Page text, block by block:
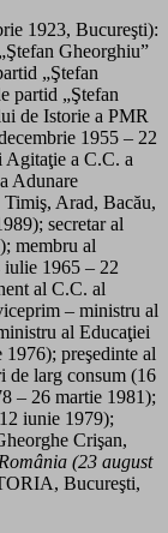
Bucureşti):
Gheorghiu”
„Ştefan
partid „Ştefan
de Istorie a PMR
1955 – 22
Agitaţie a C.C. a
Adunare
Arad, Bacău,
secretar al
membru al
1965 – 22
al C.C. al
– ministru al
al Educaţiei
preşedinte al
de larg consum (16
– 26 martie 1981);
iunie 1979);
Crişan,
(23 august
Bucureşti,